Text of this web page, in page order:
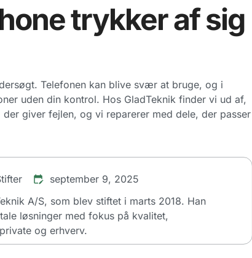
trykker af sig
Telefonen kan blive svær at bruge, og i
uden din kontrol. Hos GladTeknik finder vi ud af,
giver fejlen, og vi reparerer med dele, der passer
september 9, 2025
A/S, som blev stiftet i marts 2018. Han
løsninger med fokus på kvalitet,
og erhverv.